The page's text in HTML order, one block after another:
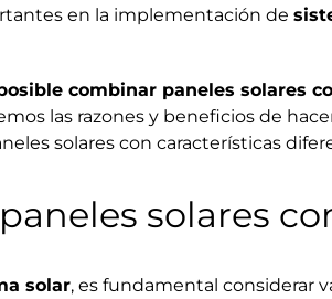
en la implementación de
combinar paneles solares
las razones y beneficios de
solares con características
solares
solar, es fundamental considerar